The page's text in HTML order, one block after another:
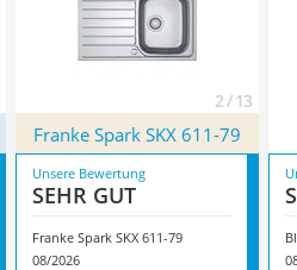
2 / 13
Franke Spark SKX 611-79
Unsere Bewertung
SEHR GUT
Franke Spark SKX 611-79
08/2026